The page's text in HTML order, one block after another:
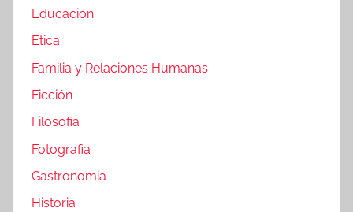
Educacion
Etica
Familia y Relaciones Humanas
Ficción
Filosofia
Fotografia
Gastronomia
Historia